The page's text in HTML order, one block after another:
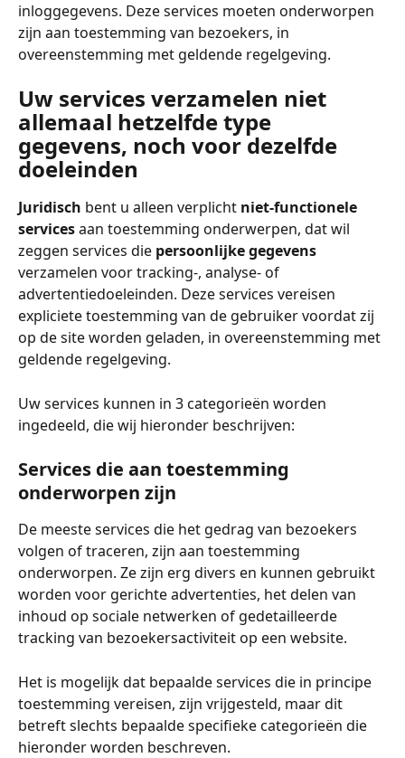
inloggegevens. Deze services moeten onderworpen
zijn aan toestemming van bezoekers, in
overeenstemming met geldende regelgeving.
Uw services verzamelen niet
allemaal hetzelfde type
gegevens, noch voor dezelfde
doeleinden
Juridisch bent u alleen verplicht niet-functionele
services aan toestemming onderwerpen, dat wil
zeggen services die persoonlijke gegevens
verzamelen voor tracking-, analyse- of
advertentiedoeleinden. Deze services vereisen
expliciete toestemming van de gebruiker voordat zij
op de site worden geladen, in overeenstemming met
geldende regelgeving.
Uw services kunnen in 3 categorieën worden
ingedeeld, die wij hieronder beschrijven:
Services die aan toestemming
onderworpen zijn
De meeste services die het gedrag van bezoekers
volgen of traceren, zijn aan toestemming
onderworpen. Ze zijn erg divers en kunnen gebruikt
worden voor gerichte advertenties, het delen van
inhoud op sociale netwerken of gedetailleerde
tracking van bezoekersactiviteit op een website.
Het is mogelijk dat bepaalde services die in principe
toestemming vereisen, zijn vrijgesteld, maar dit
betreft slechts bepaalde specifieke categorieën die
hieronder worden beschreven.